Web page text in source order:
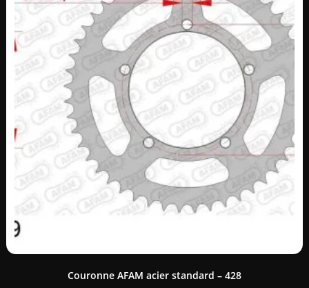
Couronne AFAM acier standard – 428